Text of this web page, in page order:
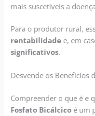
mais suscetíveis a
Para o produtor rural,
rentabilidade e, em
significativos.
Desvende os Benefícios
Compreender o que é e
Fosfato Bicálcico é um